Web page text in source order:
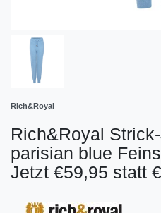
Rich&Royal
Rich&Royal
parisian blue
Jetzt €59,95 statt